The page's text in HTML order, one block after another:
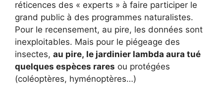
réticences des « experts » à faire participer le
grand public à des programmes naturalistes.
Pour le recensement, au pire, les données sont
inexploitables. Mais pour le piégeage des
insectes, au pire, le jardinier lambda aura tué
quelques espèces rares ou protégées
(coléoptères, hyménoptères…)